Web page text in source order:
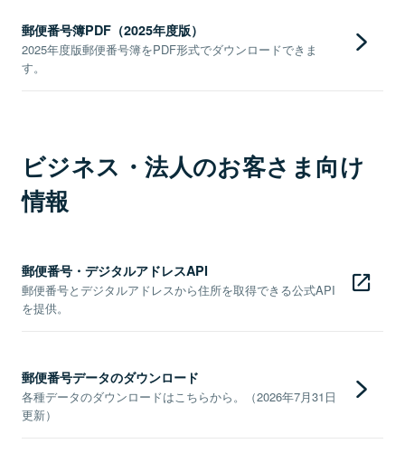
郵便番号簿PDF（2025年度版）
2025年度版郵便番号簿をPDF形式でダウンロードできま
す。
ビジネス・法人のお客さま向け
情報
郵便番号・デジタルアドレスAPI
郵便番号とデジタルアドレスから住所を取得できる公式API
を提供。
郵便番号データのダウンロード
各種データのダウンロードはこちらから。（2026年7月31日
更新）